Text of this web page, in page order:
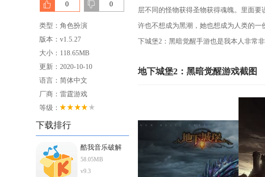
0 0
类型：角色扮演
版本：v1.5.27
大小：118.65MB
更新：2020-10-10
语言：简体中文
厂商：雷霆游戏
等级：
下载排行
酷我音乐破解
ios直装版
58.05MB
v9.3
层不同的怪物获得圣物获得魂魄。里面
许也不想成为黑潮，她也想成为人类的
下城堡2：黑暗觉醒手游也是我本人非常
地下城堡2：黑暗觉醒游戏截图